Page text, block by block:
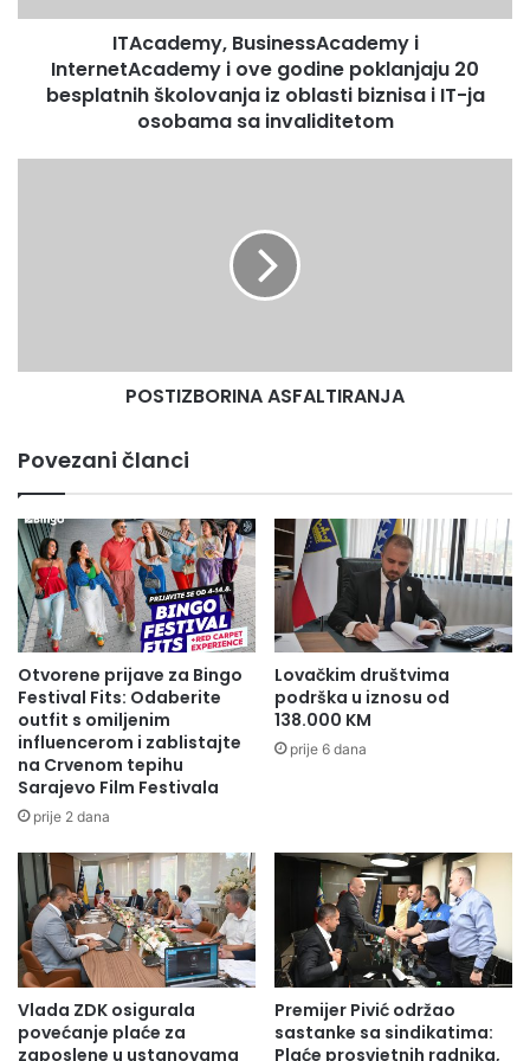
20
školovanja
i
ITAcademy, BusinessAcademy i
InternetAcademy i ove godine poklanjaju 20
besplatnih školovanja iz oblasti biznisa i IT-ja
osobama sa invaliditetom
POSTIZBORINA ASFALTIRANJA
Povezani članci
Otvorene prijave za Bingo
Festival Fits: Odaberite
outfit s omiljenim
influencerom i zablistajte
na Crvenom tepihu
Sarajevo Film Festivala
prije 2 dana
Lovačkim društvima
podrška u iznosu od
138.000 KM
prije 6 dana
Vlada ZDK osigurala
povećanje plaće za
zaposlene u ustanovama
Premijer Pivić održao
sastanke sa sindikatima:
Plaće prosvjetnih radnika,